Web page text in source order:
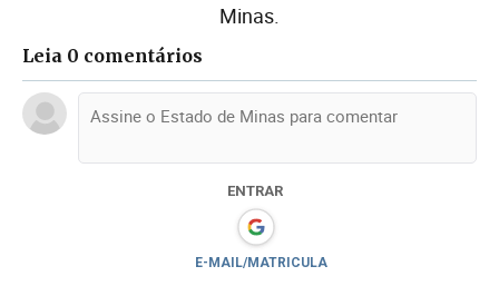
Minas.
Leia 0 comentários
ENTRAR
E-MAIL/MATRICULA